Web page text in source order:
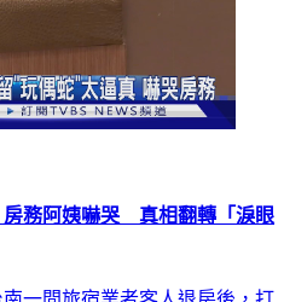
務阿姨嚇哭 真相翻轉「淚眼